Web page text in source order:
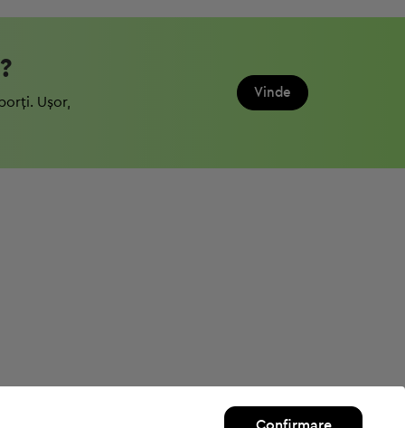
Ușor,
Vinde
Confirmare